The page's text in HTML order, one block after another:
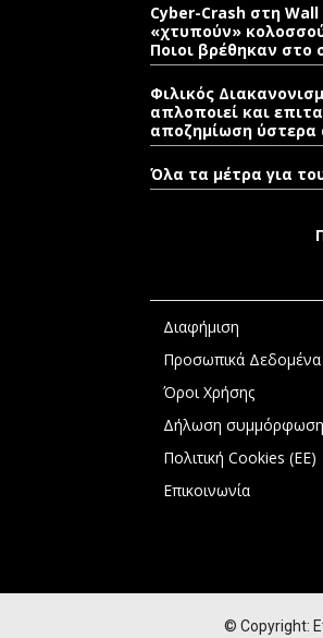
Cyber-Crash στη
«χτυπούν»
Ποιοι βρέθηκαν στο
Φιλικός
απλοποιεί και
αποζημίωση ύστερα
Όλα τα μέτρα για
Διαφήμιση
Προσωπικά Δεδομένα
Όροι Χρήσης
Δήλωση
Πολιτική Cookies (ΕΕ)
Επικοινωνία
© Copyright: